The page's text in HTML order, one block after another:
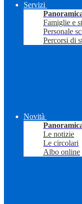
Servizi
Famiglie e
Personale
Percorsi di
Novità
Le notizie
Le circolari
Albo online